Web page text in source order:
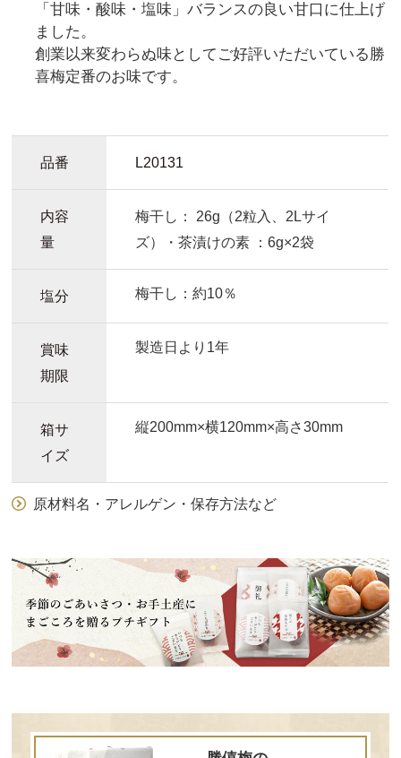
「甘味・酸味・塩味」バランスの良い甘口に仕上げ
ました。
創業以来変わらぬ味としてご好評いただいている勝
喜梅定番のお味です。
品番 L20131
内容
量
梅干し： 26g（2粒入、2Lサイ
ズ）・茶漬けの素 ：6g×2袋
塩分 梅干し ：約10％
賞味
期限
製造日より1年
箱サ
イズ
縦200mm×横120mm×高さ30mm
原材料名・アレルゲン・保存方法など